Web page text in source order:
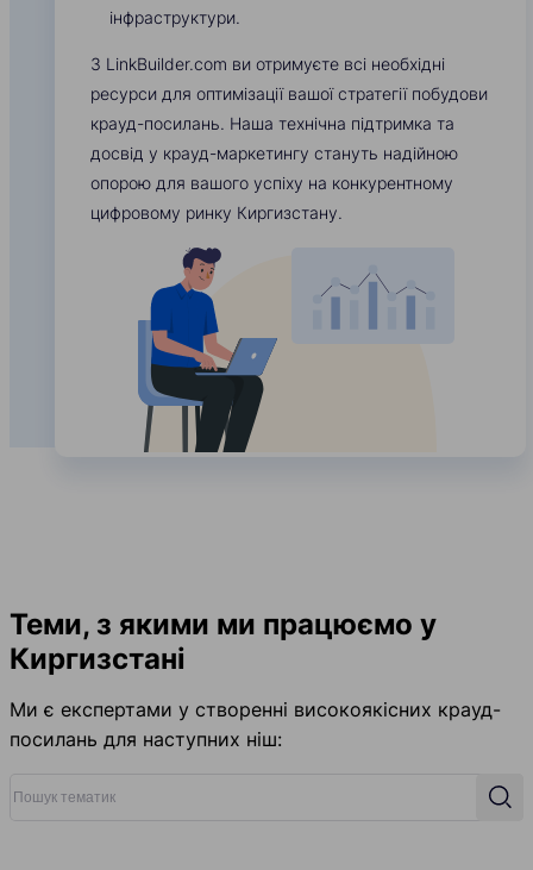
інфраструктури.
З LinkBuilder.com ви отримуєте всі необхідні
ресурси для оптимізації вашої стратегії побудови
крауд-посилань. Наша технічна підтримка та
досвід у крауд-маркетингу стануть надійною
опорою для вашого успіху на конкурентному
цифровому ринку Киргизстану.
Теми, з якими ми працюємо у
Киргизстані
Ми є експертами у створенні високоякісних крауд-
посилань для наступних ніш: